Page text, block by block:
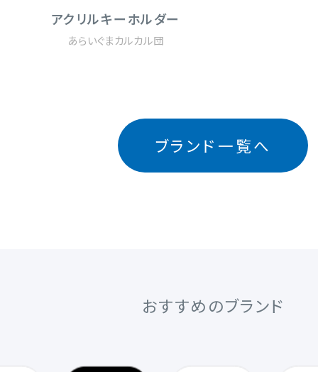
アクリルキーホルダー
あらいぐまカルカル団
ブランド一覧へ
おすすめのブランド